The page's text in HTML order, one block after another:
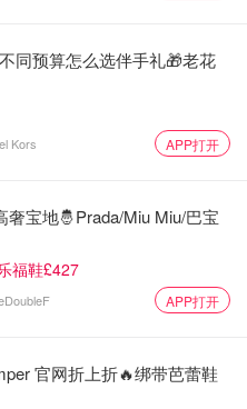
、低饱和脂肪酸；一碗不超
牛骨头的筋和骨头里的骨
以青菜、蘑菇、粉丝，蛋
同预算怎么选伴手礼🎁老花
Kors APP打开
奢宝地🤴Prada/Miu Miu/巴宝
福鞋£427
APP打开
官网折上折🔥绑带芭蕾鞋